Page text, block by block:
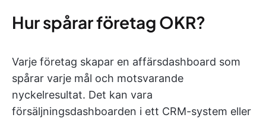
Hur spårar företag OKR?
Varje företag skapar en affärsdashboard som
spårar varje mål och motsvarande
nyckelresultat. Det kan vara
försäljningsdashboarden i ett CRM-system eller